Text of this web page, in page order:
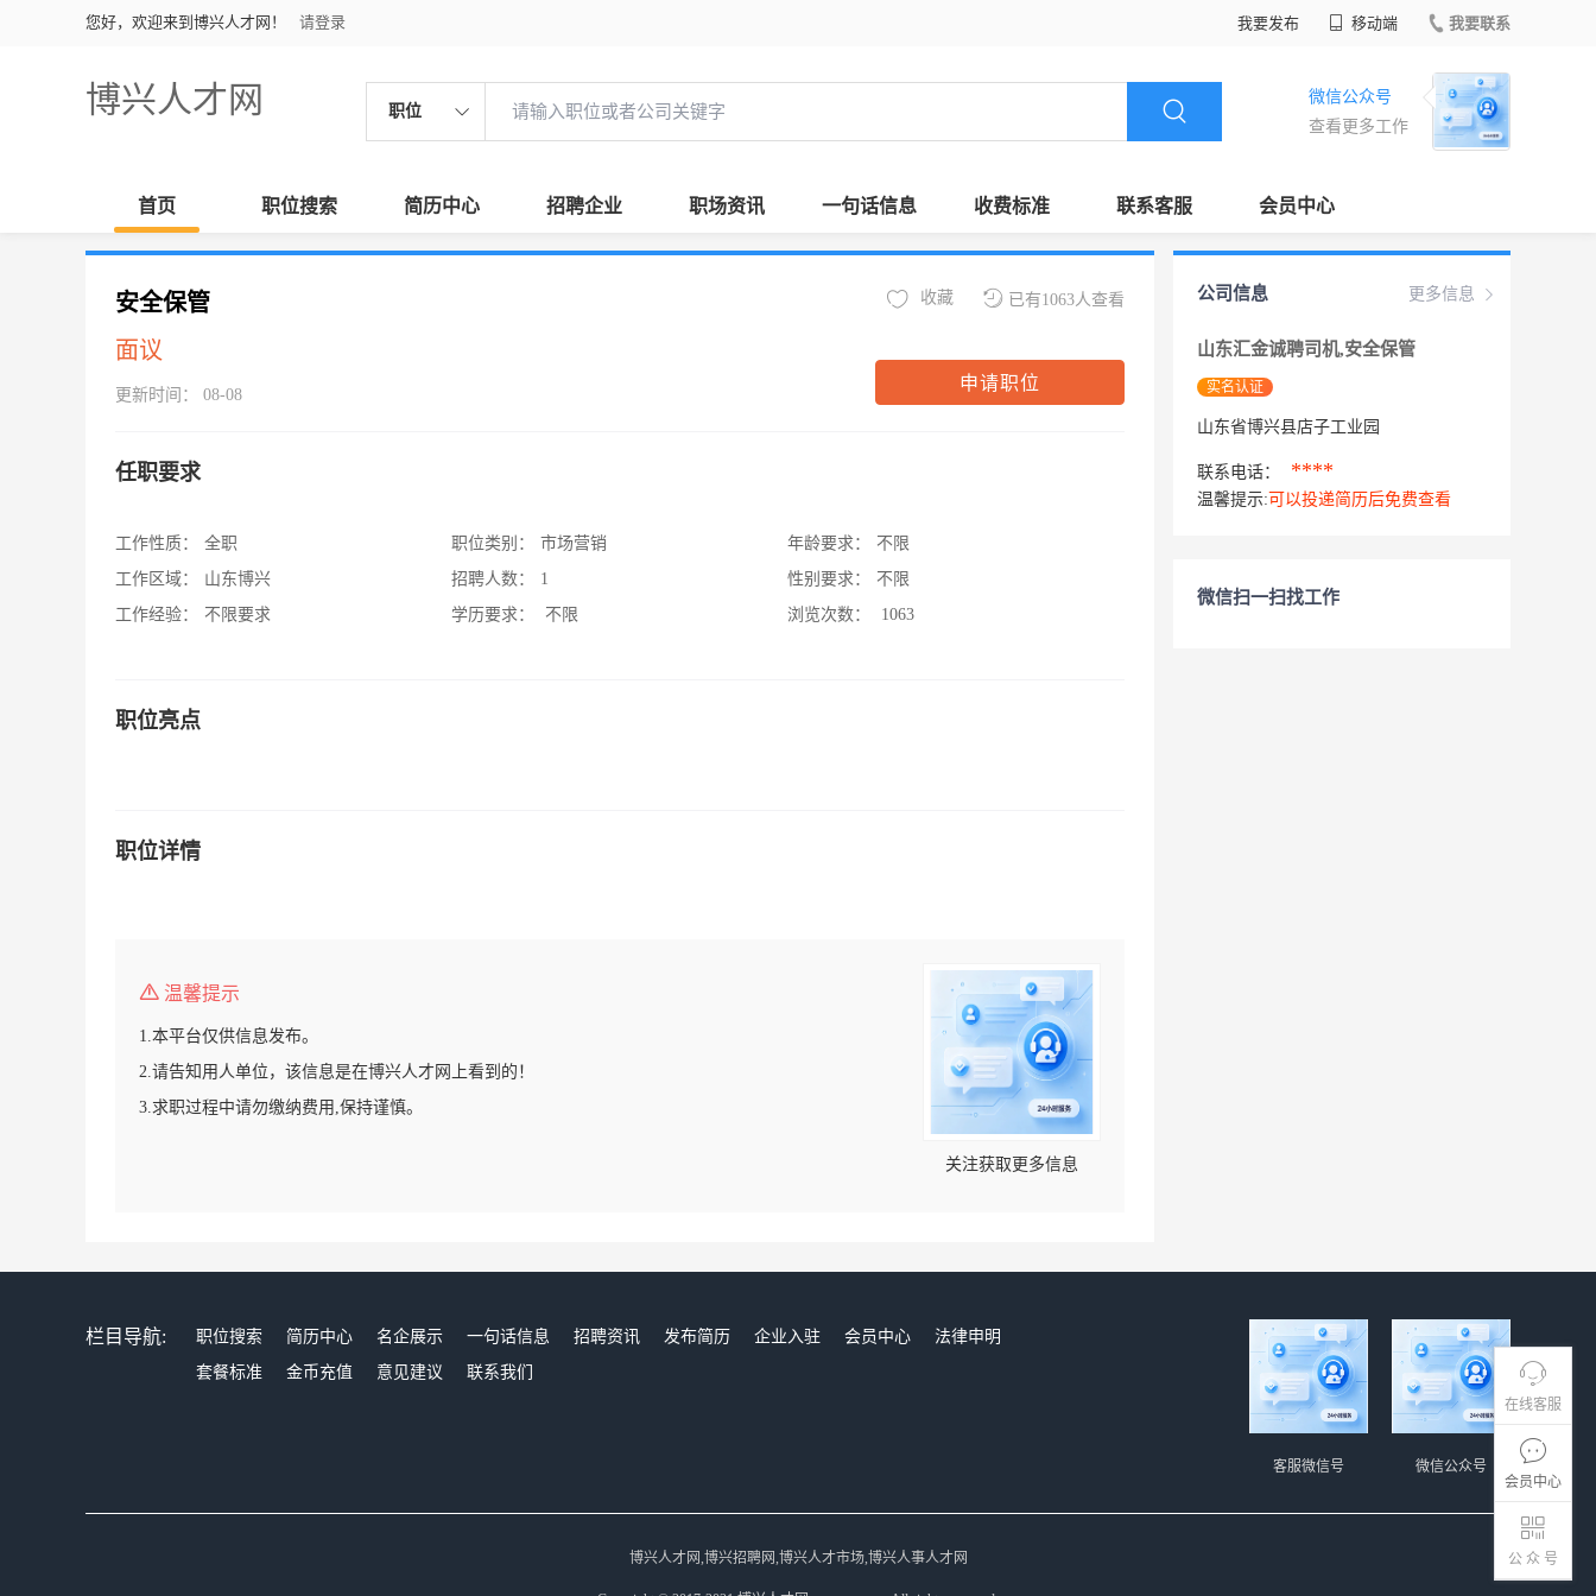
您好，欢迎来到博兴人才网！ 请登录 我要发布 移动端 我要联系
博兴人才网 职位
微信公众号
查看更多工作
首页 职位搜索 简历中心 招聘企业 职场资讯 一句话信息 收费标准 联系客服 会员中心
在线客服
会员中心
公 众 号
安全保管
面议
更新时间： 08-08
已有1063人查看
收藏
申请职位
任职要求
工作性质：
全职
工作区域：
山东博兴
工作经验：
不限要求
职位类别：
市场营销
招聘人数：
1
学历要求：
不限
年龄要求：
不限
性别要求：
不限
浏览次数：
1063
职位亮点
职位详情
温馨提示
1.本平台仅供信息发布。
2.请告知用人单位，该信息是在博兴人才网上看到的！
3.求职过程中请勿缴纳费用,保持谨慎。
关注获取更多信息
更多信息
公司信息
山东汇金诚聘司机,安全保管
实名认证
山东省博兴县店子工业园
联系电话： ****
温馨提示: 可以投递简历后免费查看
微信扫一扫找工作
栏目导航: 职位搜索 简历中心 名企展示 一句话信息 招聘资讯 发布简历 企业入驻 会员中心
法律申明
套餐标准
金币充值 意见建议 联系我们
微信公众号
客服微信号
博兴人才网,博兴招聘网,博兴人才市场,博兴人事人才网